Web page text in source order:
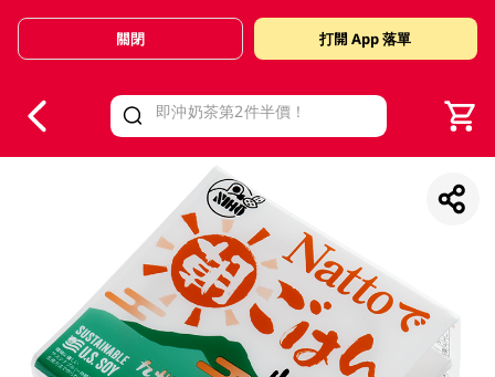
Valid Until 30 June 2026
關閉 打開 App 落單